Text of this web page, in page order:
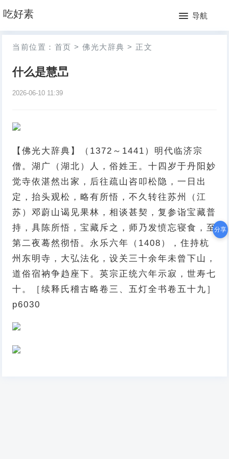
吃好素 导航
网
站
月
当前位置： 首页 > 佛光大辞典 > 正文
什么是慧旵
2026-06-10 11:39
【佛光大辞典】（1372～1441）明代临济宗
僧。湖广（湖北）人，俗姓王。十四岁于丹阳妙
觉寺依湛然出家，后往疏山咨叩松隐，一日出
定，抬头观松，略有所悟，不久转往苏州（江
苏）邓蔚山谒见果林，相谈甚契，复参诣宝藏普
持，具陈所悟，宝藏斥之，师乃发愤忘寝食，至
第二夜蓦然彻悟。永乐六年（1408），住持杭
州东明寺，大弘法化，设关三十余年未曾下山，
道俗宿衲争趋座下。英宗正统六年示寂，世寿七
十。［续释氏稽古略卷三、五灯全书卷五十九］
p6030
分享